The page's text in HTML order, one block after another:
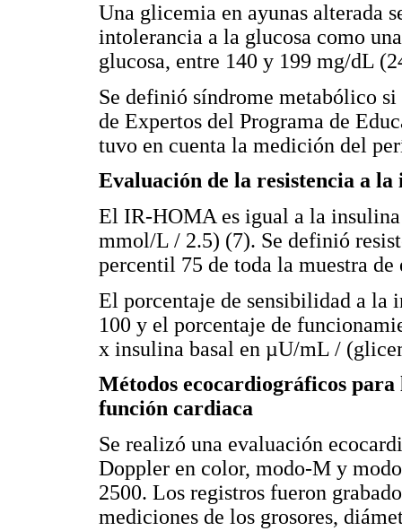
Una glicemia en ayunas alterada
intolerancia a la glucosa como
glucosa, entre 140 y 199 mg/dL
Se definió síndrome metabólico
de Expertos del Programa de
tuvo en cuenta la medición del
Evaluación de la resistencia a la
El IR-HOMA es igual a la
mmol/L / 2.5) (7). Se definió
percentil 75 de toda la muestra de
El porcentaje de sensibilidad a
100 y el porcentaje de
x insulina basal en µU/mL /
Métodos ecocardiográficos
función cardiaca
Se realizó una evaluación
Doppler en color, modo-M y
2500. Los registros fueron
mediciones de los grosores,